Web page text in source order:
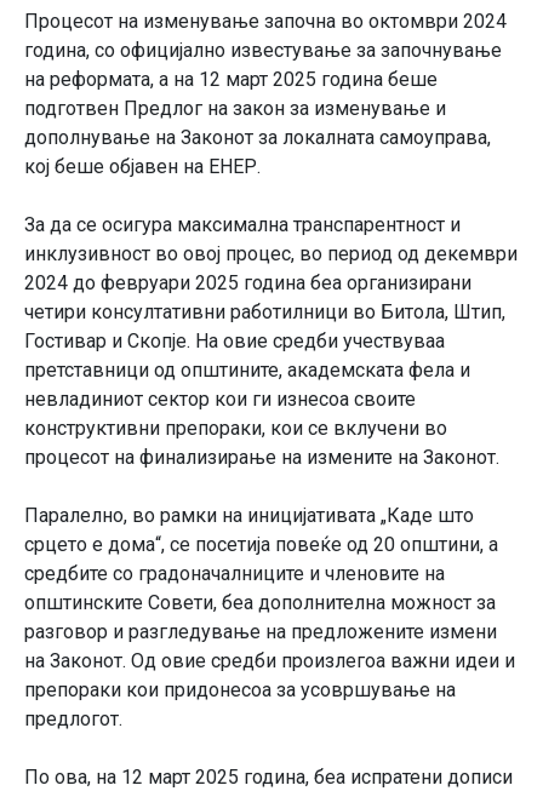
Процесот на изменување започна во октомври 2024
година, со официјално известување за започнување
на реформата, а на 12 март 2025 година беше
подготвен Предлог на закон за изменување и
дополнување на Законот за локалната самоуправа,
кој беше објавен на ЕНЕР.
За да се осигура максимална транспарентност и
инклузивност во овој процес, во период од декември
2024 до февруари 2025 година беа организирани
четири консултативни работилници во Битола, Штип,
Гостивар и Скопје. На овие средби учествуваа
претставници од општините, академската фела и
невладиниот сектор кои ги изнесоа своите
конструктивни препораки, кои се вклучени во
процесот на финализирање на измените на Законот.
Паралелно, во рамки на иницијативата „Каде што
срцето е дома“, се посетија повеќе од 20 општини, а
средбите со градоначалниците и членовите на
општинските Совети, беа дополнителна можност за
разговор и разгледување на предложените измени
на Законот. Од овие средби произлегоа важни идеи и
препораки кои придонесоа за усовршување на
предлогот.
По ова, на 12 март 2025 година, беа испратени дописи